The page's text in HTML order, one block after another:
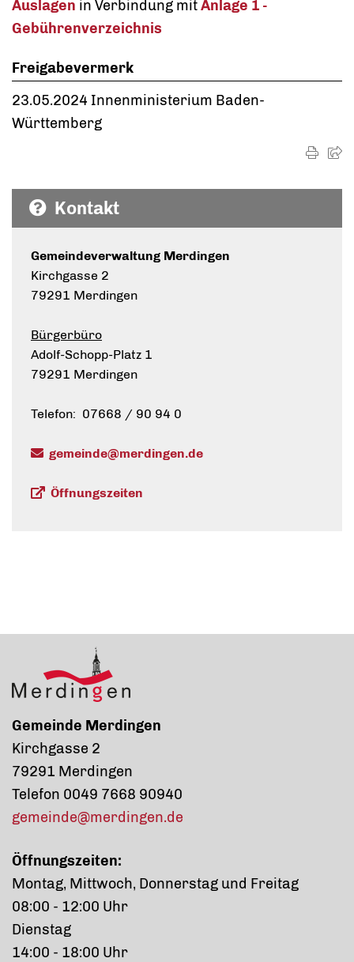
Auslagen in Verbindung mitAnlage 1 -
Gebührenverzeichnis
Freigabevermerk
23.05.2024 Innenministerium Baden-
Württemberg
Kontakt
Gemeindeverwaltung Merdingen
Kirchgasse 2
79291 Merdingen
Bürgerbüro
Adolf-Schopp-Platz 1
79291 Merdingen
Telefon: 07668 / 90 94 0
gemeinde@merdingen.de
Öffnungszeiten
Gemeinde Merdingen
Kirchgasse 2
79291 Merdingen
Telefon 0049 7668 90940
gemeinde@merdingen.de
Öffnungszeiten:
Montag, Mittwoch, Donnerstag und Freitag
08:00 - 12:00 Uhr
Dienstag
14:00 - 18:00 Uhr